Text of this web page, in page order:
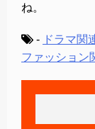
ね。
- ドラマ関
ファッション